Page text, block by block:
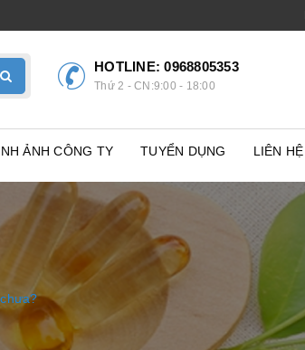
HOTLINE:0968805353
Thứ 2 - CN:9:00 - 18:00
ẢNH CÔNG TY TUYỂN DỤNG LIÊN HỆ